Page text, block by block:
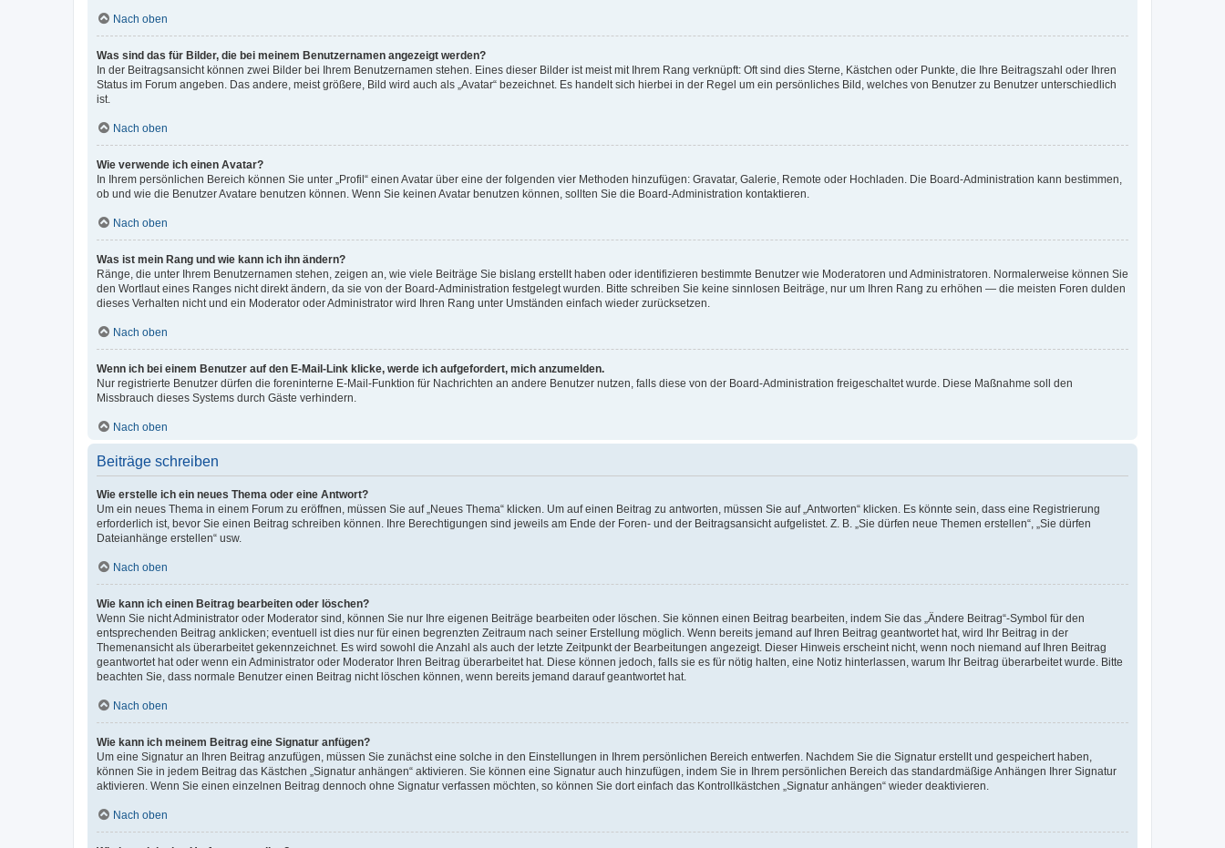
Nach oben
Was sind das für Bilder, die bei meinem Benutzernamen angezeigt werden?
In der Beitragsansicht können zwei Bilder bei Ihrem Benutzernamen stehen. Eines dieser Bilder ist meist mit Ihrem Rang verknüpft: Oft sind dies Sterne, Kästchen oder Punkte, die Ihre Beitragszahl oder Ihren
Status im Forum angeben. Das andere, meist größere, Bild wird auch als „Avatar“ bezeichnet. Es handelt sich hierbei in der Regel um ein persönliches Bild, welches von Benutzer zu Benutzer unterschiedlich
ist.
Nach oben
Wie verwende ich einen Avatar?
In Ihrem persönlichen Bereich können Sie unter „Profil“ einen Avatar über eine der folgenden vier Methoden hinzufügen: Gravatar, Galerie, Remote oder Hochladen. Die Board-Administration kann bestimmen,
ob und wie die Benutzer Avatare benutzen können. Wenn Sie keinen Avatar benutzen können, sollten Sie die Board-Administration kontaktieren.
Nach oben
Was ist mein Rang und wie kann ich ihn ändern?
Ränge, die unter Ihrem Benutzernamen stehen, zeigen an, wie viele Beiträge Sie bislang erstellt haben oder identifizieren bestimmte Benutzer wie Moderatoren und Administratoren. Normalerweise können Sie
den Wortlaut eines Ranges nicht direkt ändern, da sie von der Board-Administration festgelegt wurden. Bitte schreiben Sie keine sinnlosen Beiträge, nur um Ihren Rang zu erhöhen — die meisten Foren dulden
dieses Verhalten nicht und ein Moderator oder Administrator wird Ihren Rang unter Umständen einfach wieder zurücksetzen.
Nach oben
Wenn ich bei einem Benutzer auf den E-Mail-Link klicke, werde ich aufgefordert, mich anzumelden.
Nur registrierte Benutzer dürfen die foreninterne E-Mail-Funktion für Nachrichten an andere Benutzer nutzen, falls diese von der Board-Administration freigeschaltet wurde. Diese Maßnahme soll den
Missbrauch dieses Systems durch Gäste verhindern.
Nach oben
Beiträge schreiben
Wie erstelle ich ein neues Thema oder eine Antwort?
Um ein neues Thema in einem Forum zu eröffnen, müssen Sie auf „Neues Thema“ klicken. Um auf einen Beitrag zu antworten, müssen Sie auf „Antworten“ klicken. Es könnte sein, dass eine Registrierung
erforderlich ist, bevor Sie einen Beitrag schreiben können. Ihre Berechtigungen sind jeweils am Ende der Foren- und der Beitragsansicht aufgelistet. Z. B. „Sie dürfen neue Themen erstellen“, „Sie dürfen
Dateianhänge erstellen“ usw.
Nach oben
Wie kann ich einen Beitrag bearbeiten oder löschen?
Wenn Sie nicht Administrator oder Moderator sind, können Sie nur Ihre eigenen Beiträge bearbeiten oder löschen. Sie können einen Beitrag bearbeiten, indem Sie das „Ändere Beitrag“-Symbol für den
entsprechenden Beitrag anklicken; eventuell ist dies nur für einen begrenzten Zeitraum nach seiner Erstellung möglich. Wenn bereits jemand auf Ihren Beitrag geantwortet hat, wird Ihr Beitrag in der
Themenansicht als überarbeitet gekennzeichnet. Es wird sowohl die Anzahl als auch der letzte Zeitpunkt der Bearbeitungen angezeigt. Dieser Hinweis erscheint nicht, wenn noch niemand auf Ihren Beitrag
geantwortet hat oder wenn ein Administrator oder Moderator Ihren Beitrag überarbeitet hat. Diese können jedoch, falls sie es für nötig halten, eine Notiz hinterlassen, warum Ihr Beitrag überarbeitet wurde. Bitte
beachten Sie, dass normale Benutzer einen Beitrag nicht löschen können, wenn bereits jemand darauf geantwortet hat.
Nach oben
Wie kann ich meinem Beitrag eine Signatur anfügen?
Um eine Signatur an Ihren Beitrag anzufügen, müssen Sie zunächst eine solche in den Einstellungen in Ihrem persönlichen Bereich entwerfen. Nachdem Sie die Signatur erstellt und gespeichert haben,
können Sie in jedem Beitrag das Kästchen „Signatur anhängen“ aktivieren. Sie können eine Signatur auch hinzufügen, indem Sie in Ihrem persönlichen Bereich das standardmäßige Anhängen Ihrer Signatur
aktivieren. Wenn Sie einen einzelnen Beitrag dennoch ohne Signatur verfassen möchten, so können Sie dort einfach das Kontrollkästchen „Signatur anhängen“ wieder deaktivieren.
Nach oben